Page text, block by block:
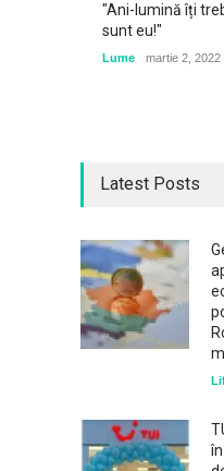
"Ani-lumină îți
sunt eu!"
Lume martie 2, 2022
Latest Posts